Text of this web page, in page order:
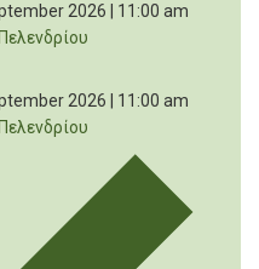
2026 | 11:00 am
2026 | 11:00 am